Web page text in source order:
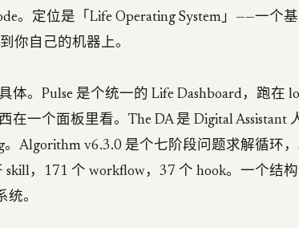
。定位是「Life Operating System」——一个
你自己的机器上。
体。Pulse 是个统一的 Life Dashboard，跑在
在一个面板里看。The DA 是 Digital Assistant
。Algorithm v6.3.0 是个七阶段问题求解循环
skill，171 个 workflow，37 个 hook。一个结
统。